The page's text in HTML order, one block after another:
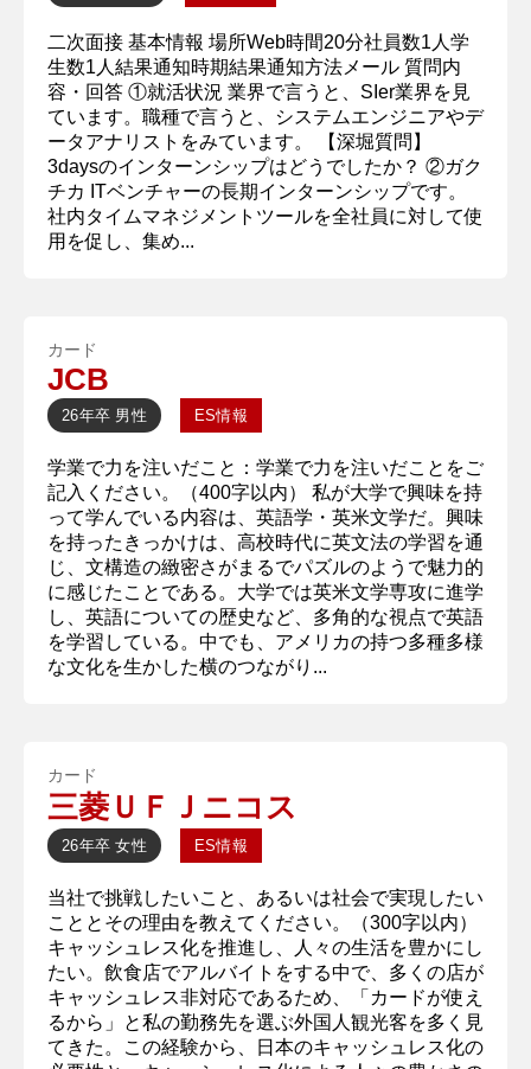
二次面接 基本情報 場所Web時間20分社員数1人学
生数1人結果通知時期結果通知方法メール 質問内
容・回答 ①就活状況 業界で言うと、SIer業界を見
ています。職種で言うと、システムエンジニアやデ
ータアナリストをみています。 【深堀質問】
3daysのインターンシップはどうでしたか？ ②ガク
チカ ITベンチャーの長期インターンシップです。
社内タイムマネジメントツールを全社員に対して使
用を促し、集め...
カード
JCB
26年卒 男性 ES情報
学業で力を注いだこと：学業で力を注いだことをご
記入ください。（400字以内） 私が大学で興味を持
って学んでいる内容は、英語学・英米文学だ。興味
を持ったきっかけは、高校時代に英文法の学習を通
じ、文構造の緻密さがまるでパズルのようで魅力的
に感じたことである。大学では英米文学専攻に進学
し、英語についての歴史など、多角的な視点で英語
を学習している。中でも、アメリカの持つ多種多様
な文化を生かした横のつながり...
カード
三菱ＵＦＪニコス
26年卒 女性 ES情報
当社で挑戦したいこと、あるいは社会で実現したい
こととその理由を教えてください。（300字以内）
キャッシュレス化を推進し、人々の生活を豊かにし
たい。飲食店でアルバイトをする中で、多くの店が
キャッシュレス非対応であるため、「カードが使え
るから」と私の勤務先を選ぶ外国人観光客を多く見
てきた。この経験から、日本のキャッシュレス化の